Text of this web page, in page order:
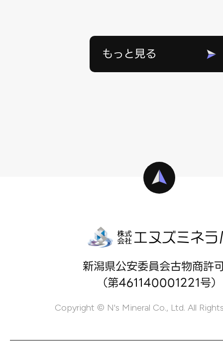
もっと見る
新潟県公安委員会古物商許
（第461140001221号）
Copyright © N's Mineral Co., Ltd. All